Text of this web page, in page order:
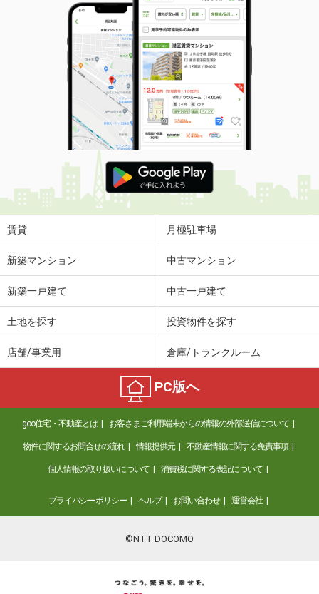
間取り
3LDK
愛知県名古屋市中区栄３
価 格
2,380万円
住 所
愛知県名古屋市中区栄３
専有面積 34.94m²
間取り
1LDK
愛知県名古屋市中区錦１
価 格
4,900万円
住 所
愛知県名古屋市中区錦１
専有面積
愛知県名古屋市北区志賀本通１
2,990万円
7,980万円
住 所
愛知県名古屋市千種区新池町２
専有面積 101.1m²
間取り
3LDK
愛知県名古屋市中区上前津１丁目
価 格
5,399万円
住 所
愛知県名古屋市中区上前津１丁目
80.52m²
愛知県名古屋市中区千代田５丁目
賃貸 月極駐車場
新築マンション 中古マンション
新築一戸建て 中古一戸建て
土地を探す 投資物件を探す
店舗/事業用 倉庫/トランクルーム
PC版へ
goo住宅・不動産とは お客さまご利用端末からの情報の外部送信について
物件に関するお問合せの流れ 情報提供元 不動産情報に関する免責事項
個人情報の取り扱いについて 消費税に関する表記について
プライバシーポリシー ヘルプ お問い合わせ 運営会社
©NTT DOCOMO